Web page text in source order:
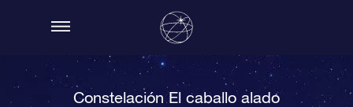
Constelación El caballo alado